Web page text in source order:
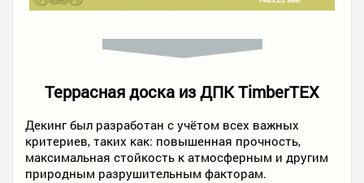
Террасная доска из ДПК TimberTEX
Декинг был разработан с учётом всех важных
критериев, таких как: повышенная прочность,
максимальная стойкость к атмосферным и другим
природным разрушительным факторам.